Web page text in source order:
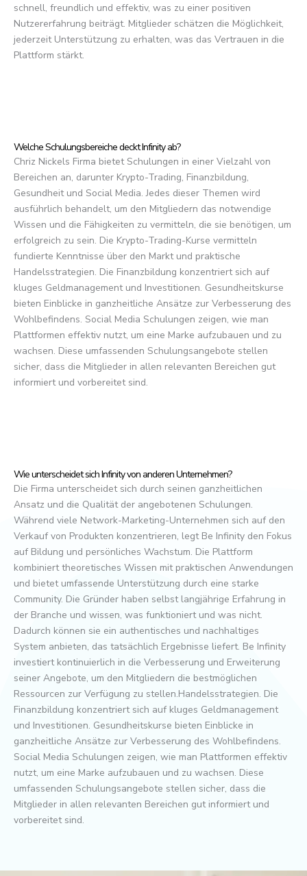
schnell, freundlich und effektiv, was zu einer positiven
Nutzererfahrung beiträgt. Mitglieder schätzen die Möglichkeit,
jederzeit Unterstützung zu erhalten, was das Vertrauen in die
Plattform stärkt.
Welche Schulungsbereiche deckt Infinity ab?
Chriz Nickels Firma bietet Schulungen in einer Vielzahl von
Bereichen an, darunter Krypto-Trading, Finanzbildung,
Gesundheit und Social Media. Jedes dieser Themen wird
ausführlich behandelt, um den Mitgliedern das notwendige
Wissen und die Fähigkeiten zu vermitteln, die sie benötigen, um
erfolgreich zu sein. Die Krypto-Trading-Kurse vermitteln
fundierte Kenntnisse über den Markt und praktische
Handelsstrategien. Die Finanzbildung konzentriert sich auf
kluges Geldmanagement und Investitionen. Gesundheitskurse
bieten Einblicke in ganzheitliche Ansätze zur Verbesserung des
Wohlbefindens. Social Media Schulungen zeigen, wie man
Plattformen effektiv nutzt, um eine Marke aufzubauen und zu
wachsen. Diese umfassenden Schulungsangebote stellen
sicher, dass die Mitglieder in allen relevanten Bereichen gut
informiert und vorbereitet sind.
Wie unterscheidet sich Infinity von anderen Unternehmen?
Die Firma unterscheidet sich durch seinen ganzheitlichen
Ansatz und die Qualität der angebotenen Schulungen.
Während viele Network-Marketing-Unternehmen sich auf den
Verkauf von Produkten konzentrieren, legt Be Infinity den Fokus
auf Bildung und persönliches Wachstum. Die Plattform
kombiniert theoretisches Wissen mit praktischen Anwendungen
und bietet umfassende Unterstützung durch eine starke
Community. Die Gründer haben selbst langjährige Erfahrung in
der Branche und wissen, was funktioniert und was nicht.
Dadurch können sie ein authentisches und nachhaltiges
System anbieten, das tatsächlich Ergebnisse liefert. Be Infinity
investiert kontinuierlich in die Verbesserung und Erweiterung
seiner Angebote, um den Mitgliedern die bestmöglichen
Ressourcen zur Verfügung zu stellen.Handelsstrategien. Die
Finanzbildung konzentriert sich auf kluges Geldmanagement
und Investitionen. Gesundheitskurse bieten Einblicke in
ganzheitliche Ansätze zur Verbesserung des Wohlbefindens.
Social Media Schulungen zeigen, wie man Plattformen effektiv
nutzt, um eine Marke aufzubauen und zu wachsen. Diese
umfassenden Schulungsangebote stellen sicher, dass die
Mitglieder in allen relevanten Bereichen gut informiert und
vorbereitet sind.